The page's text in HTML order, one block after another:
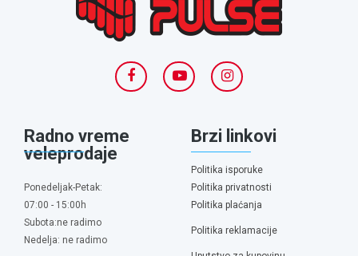
Radno vreme
veleprodaje
Ponedeljak-Petak:
07:00 - 15:00h
Subota:ne radimo
Nedelja: ne radimo
Brzi linkovi
Politika isporuke
Politika privatnosti
Politika plaćanja
Politika reklamacije